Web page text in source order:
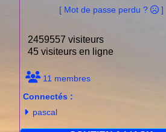
[ Mot de passe perdu ? ]
2459557 visiteurs
45 visiteurs en ligne
11 membres
Connectés :
pascal